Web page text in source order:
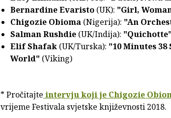
Bernardine Evaristo (UK): "Girl,
Chigozie Obioma (Nigerija): "An
Salman Rushdie (UK/Indija): "Quichotte"
Elif Shafak (UK/Turska): "10 Minutes
World" (Viking)
* Pročitajte intervju koji je Chigozie
vrijeme Festivala svjetske književnosti 2018.